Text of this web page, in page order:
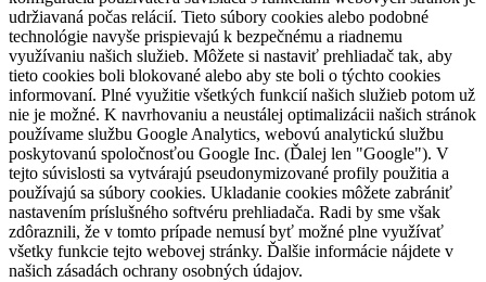
udržiavaná počas relácií. Tieto súbory cookies alebo podobné
technológie navyše prispievajú k bezpečnému a riadnemu
využívaniu našich služieb. Môžete si nastaviť prehliadač tak, aby
tieto cookies boli blokované alebo aby ste boli o týchto cookies
informovaní. Plné využitie všetkých funkcií našich služieb potom už
nie je možné. K navrhovaniu a neustálej optimalizácii našich stránok
používame službu Google Analytics, webovú analytickú službu
poskytovanú spoločnosťou Google Inc. (Ďalej len "Google"). V
tejto súvislosti sa vytvárajú pseudonymizované profily použitia a
používajú sa súbory cookies. Ukladanie cookies môžete zabrániť
nastavením príslušného softvéru prehliadača. Radi by sme však
zdôraznili, že v tomto prípade nemusí byť možné plne využívať
všetky funkcie tejto webovej stránky. Ďalšie informácie nájdete v
našich zásadách ochrany osobných údajov.